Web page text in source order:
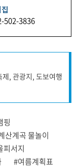
502-3836
, 관광지, 도보여행
핑
산계곡 물놀이
피서지
#여름계획표